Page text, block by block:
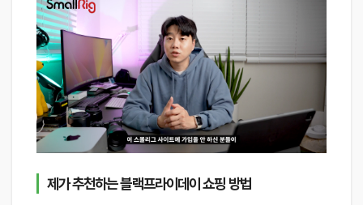
제가 추천하는 블랙프라이데이 쇼핑 방법